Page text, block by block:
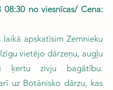
08:30 no viesnīcas/ Cena:
laikā apskatīsim Zemnieku
vietējo dārzeņu, augļu
ķertu zivju bagātību.
uz Botānisko dārzu, kas